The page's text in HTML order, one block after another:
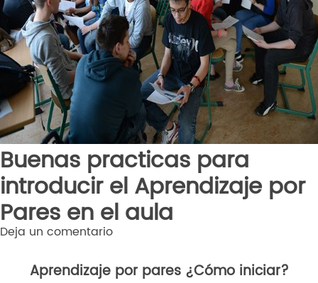
Buenas practicas para
introducir el Aprendizaje por
Pares en el aula
Deja un comentario
Aprendizaje por pares ¿Cómo iniciar?